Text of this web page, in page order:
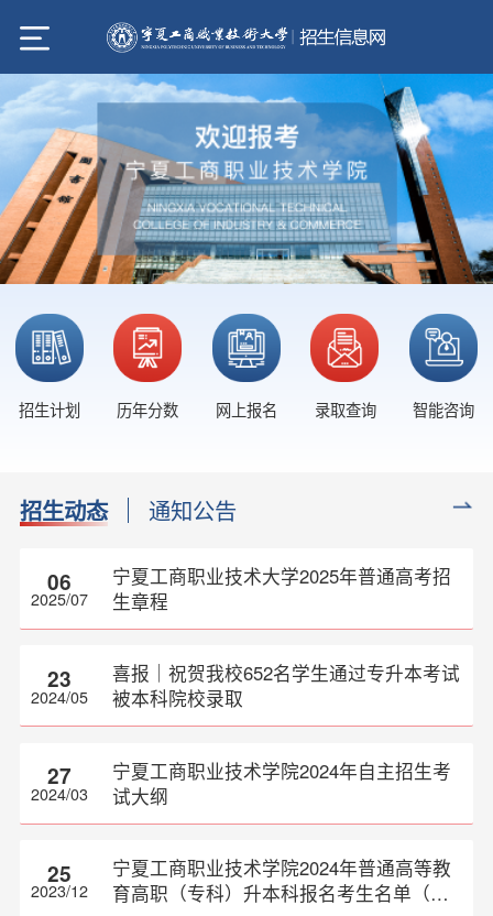
招生计划 历年分数 网上报名 录取查询 智能咨询
招生动态 通知公告
06
2025/07
宁夏工商职业技术大学2025年普通高考招
生章程
23
2024/05
喜报｜祝贺我校652名学生通过专升本考试
被本科院校录取
27
2024/03
宁夏工商职业技术学院2024年自主招生考
试大纲
25
2023/12
宁夏工商职业技术学院2024年普通高等教
育高职（专科）升本科报名考生名单（公